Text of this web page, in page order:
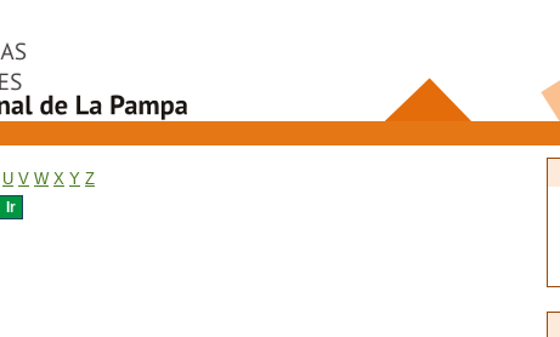
U V W X Y Z